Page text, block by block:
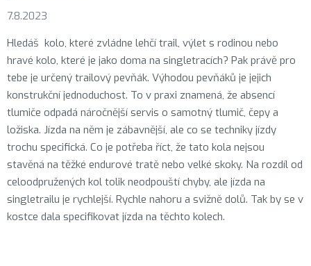
Doplňky a oblečení Qayron
Kontakt Servisní a výdejní místa
Magazín JOY.BIKE
Moje objednávka
7.8.2023
Hledáš kolo, které zvládne lehčí trail, výlet s rodinou nebo
hravé kolo, které je jako doma na singletracích? Pak právě pro
tebe je určený trailový pevňák. Výhodou pevňáků je jejich
konstrukční jednoduchost. To v praxi znamená, že absencí
tlumiče odpadá náročnější servis o samotný tlumič, čepy a
ložiska. Jízda na něm je zábavnější, ale co se techniky jízdy
trochu specifická. Co je potřeba říct, že tato kola nejsou
stavěná na těžké endurové tratě nebo velké skoky. Na rozdíl od
celoodpružených kol tolik neodpouští chyby, ale jízda na
singletrailu je rychlejší. Rychle nahoru a svižně dolů. Tak by se v
kostce dala specifikovat jízda na těchto kolech.